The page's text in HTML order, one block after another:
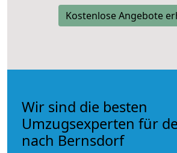
Kostenlose Angebote
Wir sind die besten
Umzugsexperten für
nach Bernsdorf